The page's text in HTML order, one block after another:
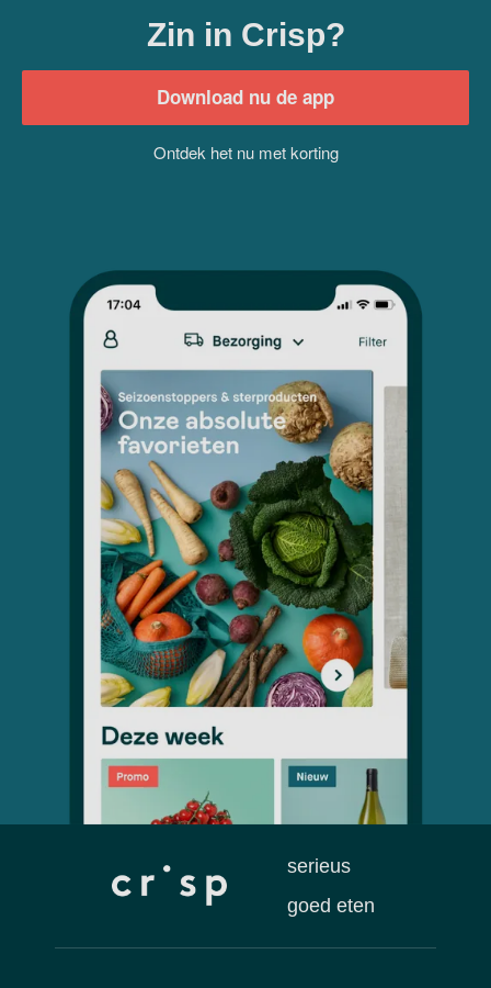
Zin in Crisp?
Download nu de app
Ontdek het nu met korting
serieus
goed eten